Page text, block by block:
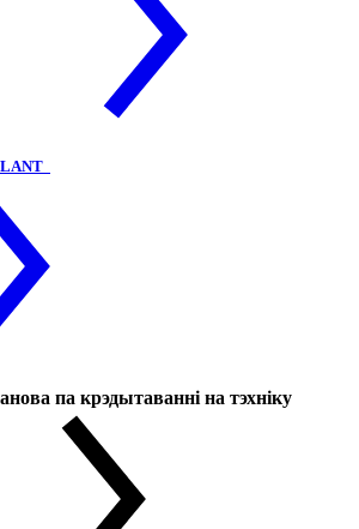
па крэдытаванні на тэхніку